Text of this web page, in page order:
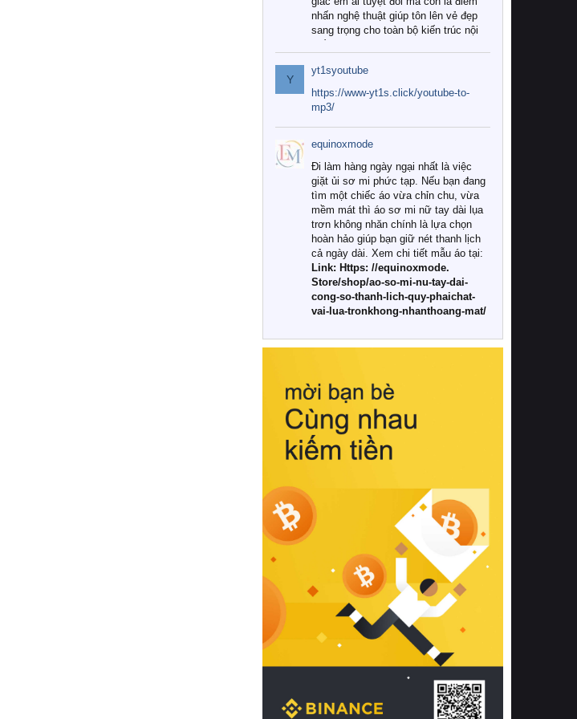
nhấn nghệ thuật giúp tôn lên vẻ đẹp
sang trọng cho toàn bộ kiến trúc nội
Tuy nhiên, giữa thị trường đa dạng
với vô vàn thương hiệu và mẫu mã
như hiện nay, làm thế nào để chọn
được những bộ chăn ga gối đệm cao
cấp thực sự chất lượng, phù hợp với
khí hậu và nhu cầu sử dụng của gia
đình? Hãy cùng chúng tôi đi tìm lời
giải đáp chi tiết qua bài viết dưới đây.
1. Tại sao các gia đình hiện đại lại ưa
chuộng chăn ga gối đệm cao cấp?
Khác với các dòng sản phẩm thông
thường, những bộ chăn ga gối đệm
cao cấp trải qua quy trình sản xuất
nghiêm ngặt từ khâu chọn lọc nguyên
liệu tự nhiên đến công nghệ dệt
nhuộm hiện đại không chứa hóa chất
này, bạn sẽ cảm nhận rõ rệt sự khác
hồi chuẩn xác của phần đệm nâng đỡ
cột sống.
Bên cạnh đó, việc lựa chọn các dòng
sản phẩm đạt chuẩn chất lượng quốc
tế còn giúp ngăn ngừa tình trạng kích
khuẩn và nấm mốc trong điều kiện
thời tiết nóng ẩm. Bạn có thể tìm hiểu
thêm các nghiên cứu khoa học về tác
động của giấc ngủ và môi trường
phòng ngủ đối với sức khỏe con
người tại Sleep Foundation (External
Link) để có cái nhìn toàn diện hơn.
2. Các tiêu chí vàng khi lựa chọn
chăn ga gối đệm cao cấp cho phòng
ngủ
Để sở hữu một bộ chăn ga gối đệm
cao cấp hoàn hảo cả về thẩm mỹ lẫn
công năng, người tiêu dùng cần cân
nhắc kỹ lưỡng các tiêu chí quan trọng
Y
yt1syoutube
https://www-yt1s.click/youtube-to-
mp3/
equinoxmode
Đi làm hàng ngày ngại nhất là việc
giặt ủi sơ mi phức tạp. Nếu bạn đang
tìm một chiếc áo vừa chỉn chu, vừa
mềm mát thì áo sơ mi nữ tay dài lụa
trơn không nhăn chính là lựa chọn
hoàn hảo giúp bạn giữ nét thanh lịch
cả ngày dài. Xem chi tiết mẫu áo tại:
Link: Https: //equinoxmode.
Store/shop/ao-so-mi-nu-tay-dai-
cong-so-thanh-lich-quy-phaichat-
vai-lua-tronkhong-nhanthoang-mat/